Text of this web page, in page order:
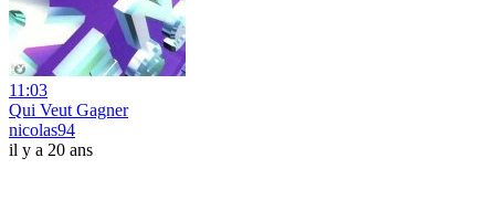
11:03
Qui Veut Gagner
nicolas94
il y a 20 ans